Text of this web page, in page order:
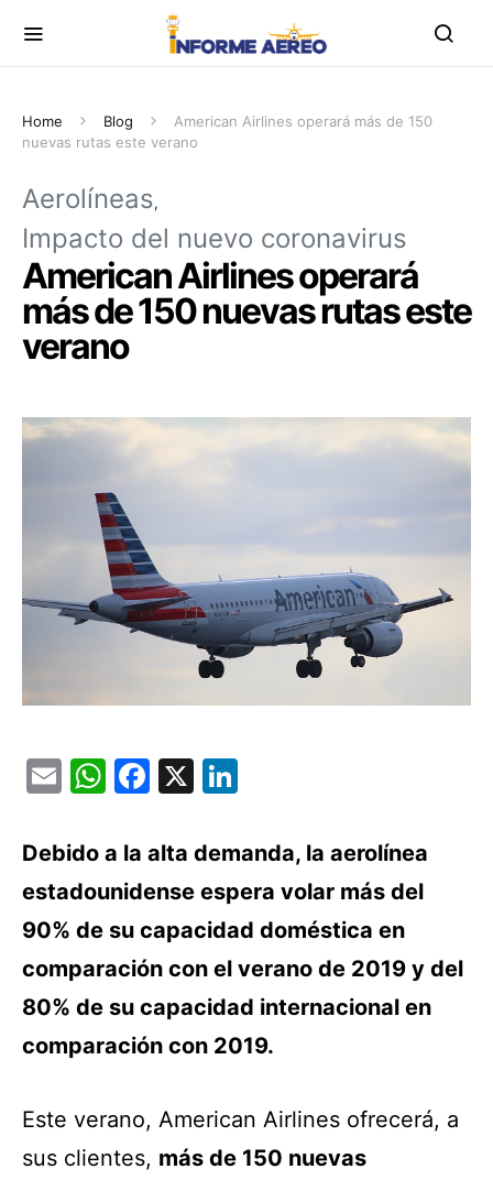
Home Blog
American Airlines operará más de 150
nuevas rutas este verano
Aerolíneas
Impacto del nuevo coronavirus
American Airlines operará
más de 150 nuevas rutas este
verano
EmailWhatsApp
Facebook
X
Debido a la alta demanda, la aerolínea
estadounidense espera volar más del
90% de su capacidad doméstica en
comparación con el verano de 2019 y del
80% de su capacidad internacional en
comparación con 2019.
Este verano, American Airlines ofrecerá, a
sus clientes, más de 150 nuevas